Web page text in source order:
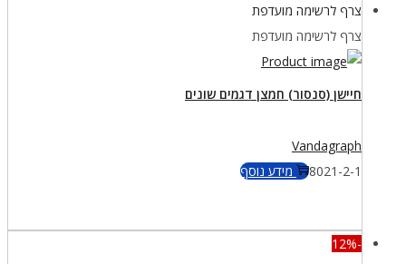
₪520.
צרף לרשימה מועדפת
צרף לרשימה מועדפת
חיישן (סנסור) חמצן דגמים שונים
Vandagraph
8021-2-1
מידע נוסף
-12%